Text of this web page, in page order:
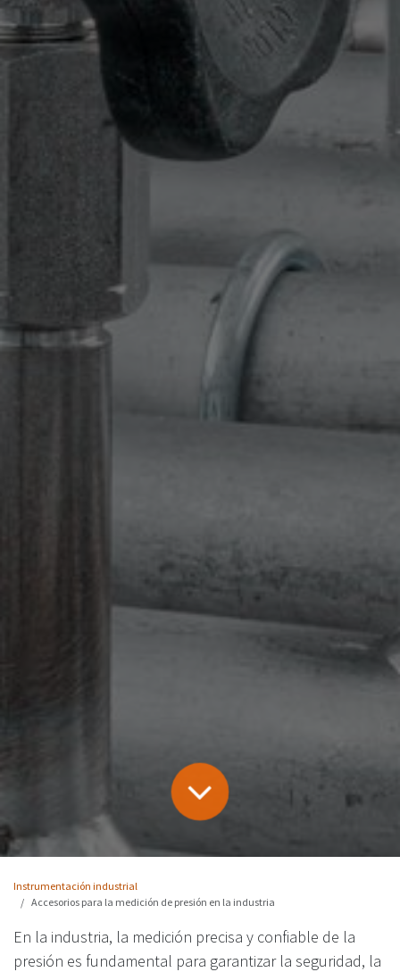
Instrumentación industrial
Accesorios para la medición de presión en la industria
En la industria, la medición precisa y confiable de la
presión es fundamental para garantizar la seguridad, la